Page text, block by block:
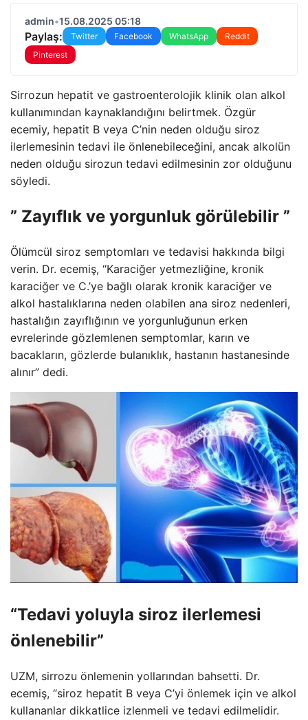
admin•15.08.2025 05:18
Paylaş: Twitter Facebook WhatsApp
Reddit
Pinterest
Sirrozun hepatit ve gastroenterolojik klinik olan alkol
kullanımından kaynaklandığını belirtmek. Özgür
ecemiy, hepatit B veya C’nin neden olduğu siroz
ilerlemesinin tedavi ile önlenebileceğini, ancak alkolün
neden olduğu sirozun tedavi edilmesinin zor olduğunu
söyledi.
” Zayıflık ve yorgunluk görülebilir ”
Ölümcül siroz semptomları ve tedavisi hakkında bilgi
verin. Dr. ecemiş, “Karaciğer yetmezliğine, kronik
karaciğer ve C.’ye bağlı olarak kronik karaciğer ve
alkol hastalıklarına neden olabilen ana siroz nedenleri,
hastalığın zayıflığının ve yorgunluğunun erken
evrelerinde gözlemlenen semptomlar, karın ve
bacakların, gözlerde bulanıklık, hastanın hastanesinde
alınır” dedi.
“Tedavi yoluyla siroz ilerlemesi
önlenebilir”
UZM, sirrozu önlemenin yollarından bahsetti. Dr.
ecemiş, “siroz hepatit B veya C’yi önlemek için ve alkol
kullananlar dikkatlice izlenmeli ve tedavi edilmelidir.